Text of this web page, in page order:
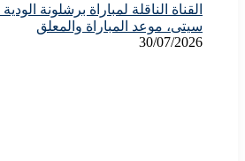
القناة الناقلة لمباراة برشلونة
سيتى، موعد المباراة والمعلق
30/07/2026